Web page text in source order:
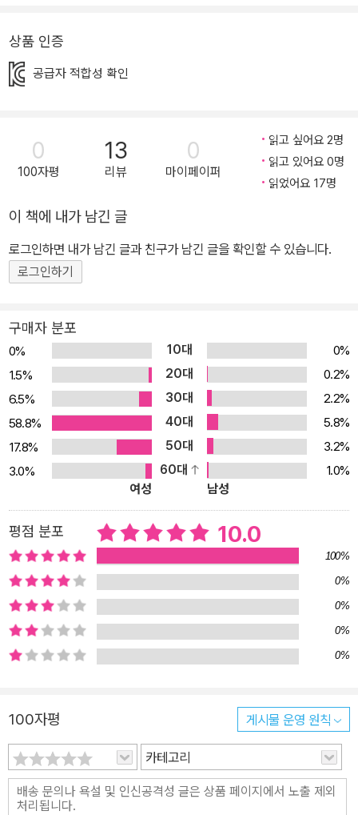
이야기에는 오늘을 살아가고 있는 아이들의 초상이 과장 없이 담겨
알아챌 수 있는 내면의 이야기들이 십 대 아이들의 눈과 입을 통해 때
단어를 떠올리면 우리는 먼저 부정적이거나 슬픈 감정을 떠올리지만
『잘 헤어졌어』에서 보여 주는 이별은 ‘건강한’ 이별이다. 날마다 누군
가와 무언가와 이별하는 아이들. 가족, 친구뿐만 아니라 시간을 함께
했던 물건과의 헤어짐에도 시간이 필요한 사람들이 있다. 각자의 시
저마다 다르게 흐른다. 헤어짐 앞에 슬픔만 가득할 줄 알았는데 이별
을 잘 맞이한 아이들은 자신은 물론 새로운 만남도 잘 받아들인다. 사
각나는 물건 등을 통해 각 작품마다 아이들이 지금 현재의 모습을 받
아들이는 이야기들이 정갈하게 담겨 있다.
상품 인증
공급자 적합성 확인
0
100자평
13
리뷰
0
마이페이퍼
읽고 싶어요 2명
읽고 있어요 0명
읽었어요 17명
이 책에 내가 남긴 글
로그인하면 내가 남긴 글과 친구가 남긴 글을 확인할 수 있습니다.
로그인하기
구매자 분포
0% 10대
0%
1.5%
20대
0.2%
6.5%
30대
2.2%
58.8%
40대
5.8%
17.8%
50대
3.2%
3.0%
60대
1.0%
여성
남성
평점 분포 10.0
100%
0%
0%
0%
0%
100자평 게시물 운영 원칙
카테고리